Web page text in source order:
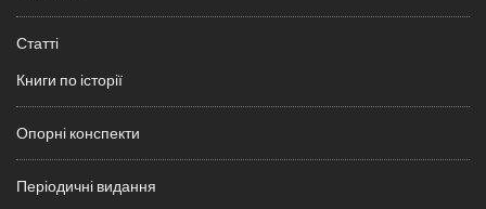
Статті
Книги по історії
Опорні конспекти
Періодичні видання